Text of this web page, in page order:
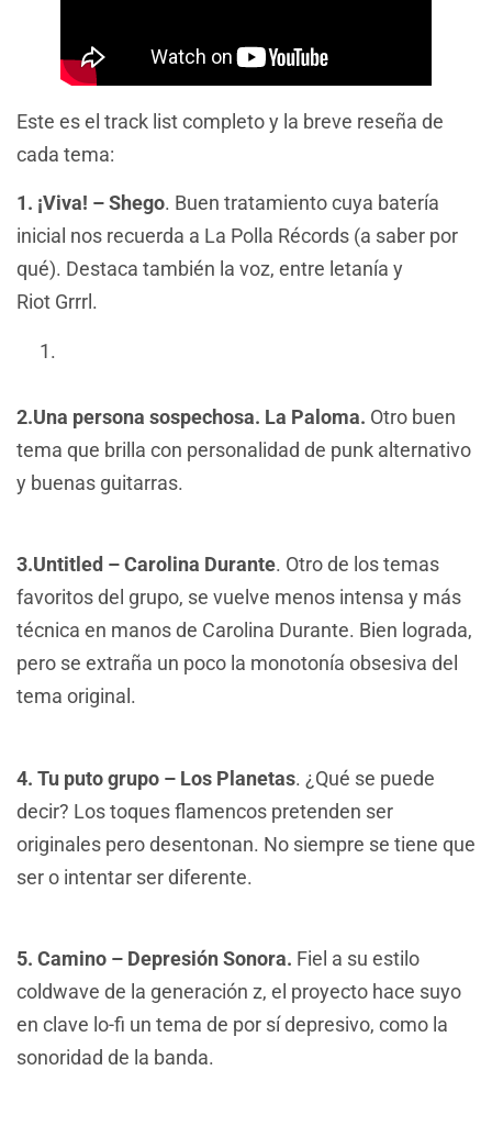
Este es el track list completo y la breve reseña de
cada tema:
1. ¡Viva! – Shego. Buen tratamiento cuya batería
inicial nos recuerda a La Polla Récords (a saber por
qué). Destaca también la voz, entre letanía y
Riot Grrrl.
2.Una persona sospechosa. La Paloma. Otro buen
tema que brilla con personalidad de punk alternativo
y buenas guitarras.
3.Untitled – Carolina Durante. Otro de los temas
favoritos del grupo, se vuelve menos intensa y más
técnica en manos de Carolina Durante. Bien lograda,
pero se extraña un poco la monotonía obsesiva del
tema original.
4. Tu puto grupo – Los Planetas. ¿Qué se puede
decir? Los toques flamencos pretenden ser
originales pero desentonan. No siempre se tiene que
ser o intentar ser diferente.
5. Camino – Depresión Sonora. Fiel a su estilo
coldwave de la generación z, el proyecto hace suyo
en clave lo-fi un tema de por sí depresivo, como la
sonoridad de la banda.